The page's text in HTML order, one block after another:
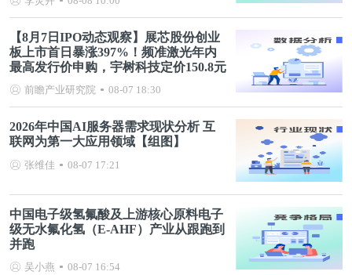
【8月7日IPO动态观察】展芯股份创业
板上市首日暴涨397%！频准激光年内
最高发行价申购，宇树科技定价150.8元
前瞻产业研究院 08-07 18:30
2026年中国AI服务器需求现状分析 互
联网为第一大应用领域【组图】
张维佳 08-07 17:21
中国电子级氢氟酸及上游核心原料电子
级无水氟化氢（E-AHF）产业从跟跑到
并跑
吴小燕 08-07 16:54